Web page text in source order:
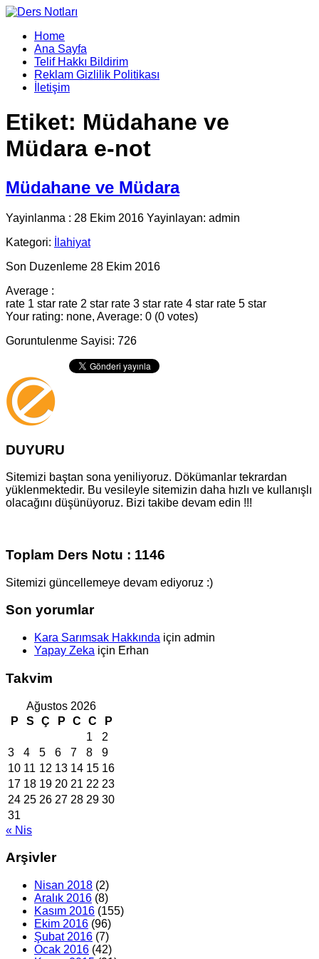
Home
Ana Sayfa
Telif Hakkı Bildirim
Reklam Gizlilik Politikası
İletişim
Etiket: Müdahane ve
Müdara e-not
Müdahane ve Müdara
Yayinlanma : 28 Ekim 2016 Yayinlayan: admin
Kategori:
İlahiyat
Son Duzenleme 28 Ekim 2016
Average :
rate 1 star rate 2 star rate 3 star rate 4 star rate 5 star
Your rating: none, Average: 0 (0 votes)
Goruntulenme Sayisi: 726
DUYURU
Sitemizi baştan sona yeniliyoruz. Dökümanlar tekrardan
yüklenmektedir. Bu vesileyle sitemizin daha hızlı ve kullanışlı
olacağını düşünüyoruz. Bizi takibe devam edin !!!
Toplam Ders Notu : 1146
Sitemizi güncellemeye devam ediyoruz :)
Son yorumlar
Kara Sarımsak Hakkında için admin
Yapay Zeka için Erhan
Takvim
Ağustos 2026
P
S Ç P C C
P
1
2
3
4 5 6 7 8
9
10 11 12 13 14 15 16
17 18 19 20 21 22 23
24 25 26 27 28 29 30
31
« Nis
Arşivler
Nisan 2018 (2)
Aralık 2016 (8)
Kasım 2016 (155)
Ekim 2016 (96)
Şubat 2016 (7)
Ocak 2016 (42)